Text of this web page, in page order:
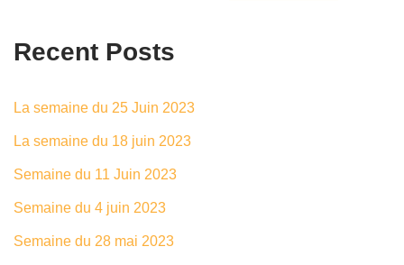
Recent Posts
La semaine du 25 Juin 2023
La semaine du 18 juin 2023
Semaine du 11 Juin 2023
Semaine du 4 juin 2023
Semaine du 28 mai 2023